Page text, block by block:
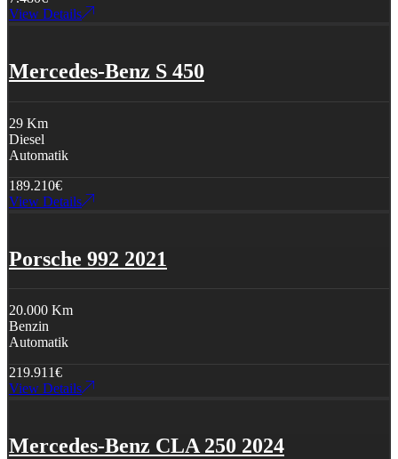
View Details
Mercedes-Benz S 450
29 Km
Diesel
Automatik
189.210€
View Details
Porsche 992 2021
20.000 Km
Benzin
Automatik
219.911€
View Details
Mercedes-Benz CLA 250 2024